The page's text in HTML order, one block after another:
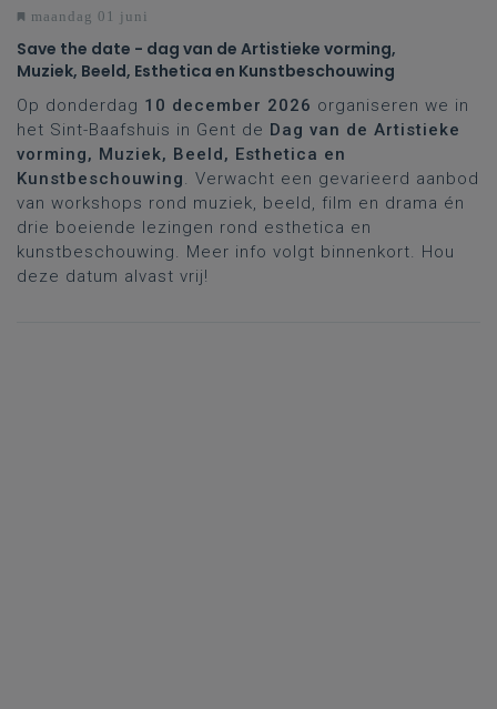
maandag 01 juni
Save the date - dag van de Artistieke vorming,
Muziek, Beeld, Esthetica en Kunstbeschouwing
Op donderdag 10 december 2026 organiseren we in
het Sint-Baafshuis in Gent de Dag van de Artistieke
vorming, Muziek, Beeld, Esthetica en
Kunstbeschouwing. Verwacht een gevarieerd aanbod
van workshops rond muziek, beeld, film en drama én
drie boeiende lezingen rond esthetica en
kunstbeschouwing. Meer info volgt binnenkort. Hou
deze datum alvast vrij!